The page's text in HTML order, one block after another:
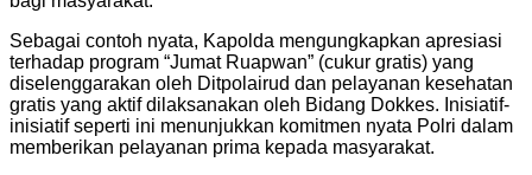
Sebagai contoh nyata, Kapolda mengungkapkan apresiasi
terhadap program “Jumat Ruapwan” (cukur gratis) yang
diselenggarakan oleh Ditpolairud dan pelayanan kesehatan
gratis yang aktif dilaksanakan oleh Bidang Dokkes. Inisiatif-
inisiatif seperti ini menunjukkan komitmen nyata Polri dalam
memberikan pelayanan prima kepada masyarakat.